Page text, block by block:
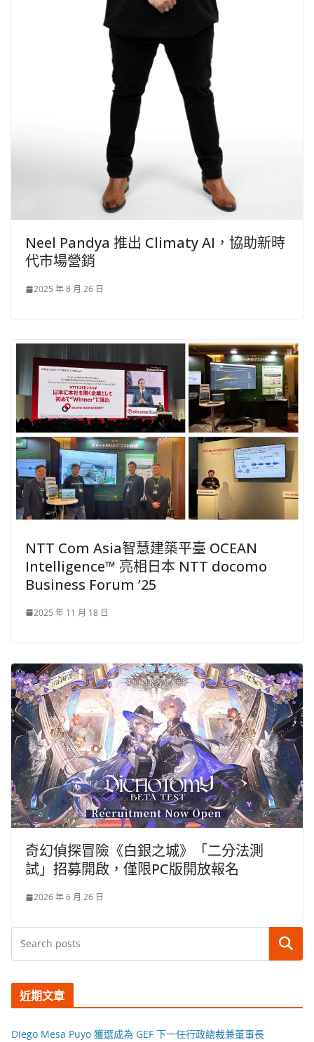
Neel Pandya 推出 Climaty AI，協助新時
代市場營銷
2025 年 8 月 26 日
NTT Com Asia智慧建築平臺 OCEAN
Intelligence™ 亮相日本 NTT docomo
Business Forum ’25
2025 年 11 月 18 日
奇幻偵探冒險《白銀之城》「二分法測
試」招募開啟，僅限PC版開放報名
2026 年 6 月 26 日
搜尋
近期文章
Diego Mesa Puyo 獲選成為 GEF 下一任行政總裁兼董事長